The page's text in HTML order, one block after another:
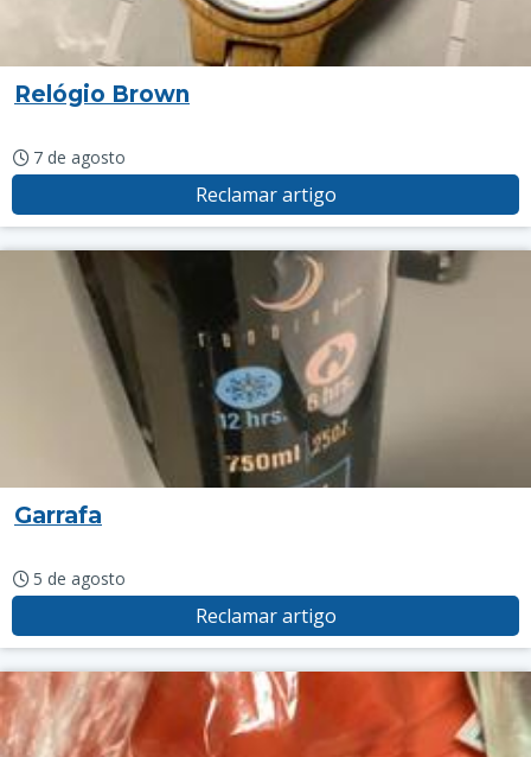
Relógio Brown
7 de agosto
Reclamar artigo
Garrafa
5 de agosto
Reclamar artigo